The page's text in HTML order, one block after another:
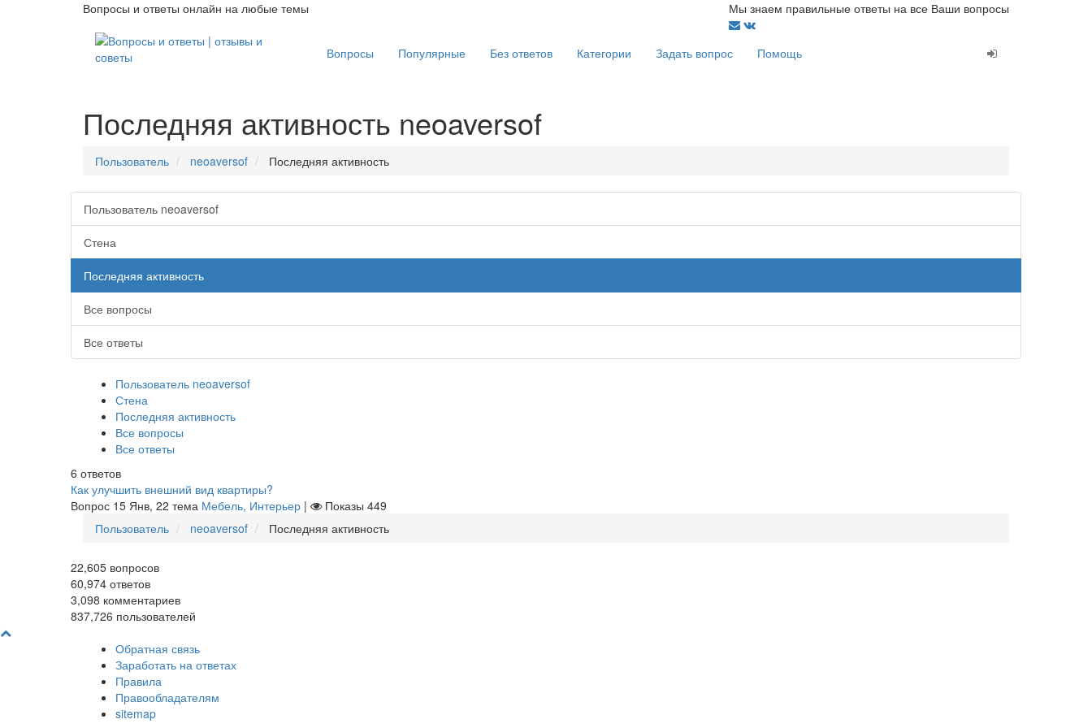
Вопросы и ответы онлайн на любые темы Мы знаем правильные ответы на все Ваши вопросы
Вопросы Популярные Без ответов Категории Задать вопрос Помощь
Последняя активность neoaversof
Пользователь neoaversof Последняя активность
Пользователь neoaversof
Стена
Последняя активность
Все вопросы
Все ответы
Пользователь neoaversof
Стена
Последняя активность
Все вопросы
Все ответы
6 ответов
Как улучшить внешний вид квартиры?
Вопрос 15 Янв, 22 тема Мебель, Интерьер | Показы 449
Пользователь
neoaversof Последняя активность
22,605 вопросов
60,974 ответов
3,098 комментариев
837,726 пользователей
Обратная связь
Заработать на ответах
Правила
Правообладателям
sitemap